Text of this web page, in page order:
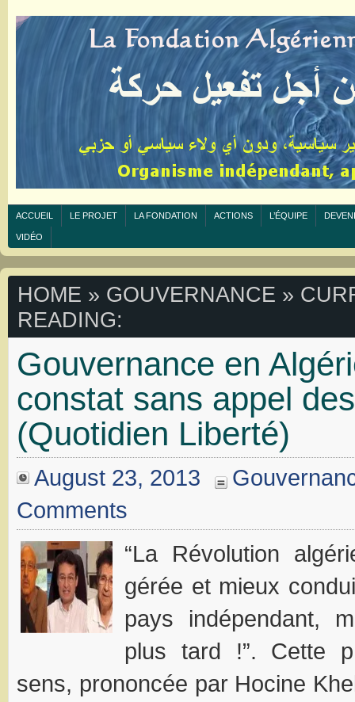
ACCUEIL LE PROJET LA FONDATION ACTIONS L’ÉQUIPE
VIDÉO
HOME » GOUVERNANCE »
READING:
Gouvernance en
constat sans appel
(Quotidien Liberté)
August 23, 2013
Comments
“La Révolution
gérée et mieux
pays indépendant,
plus tard !”. Cette
sens, prononcée par Hocine